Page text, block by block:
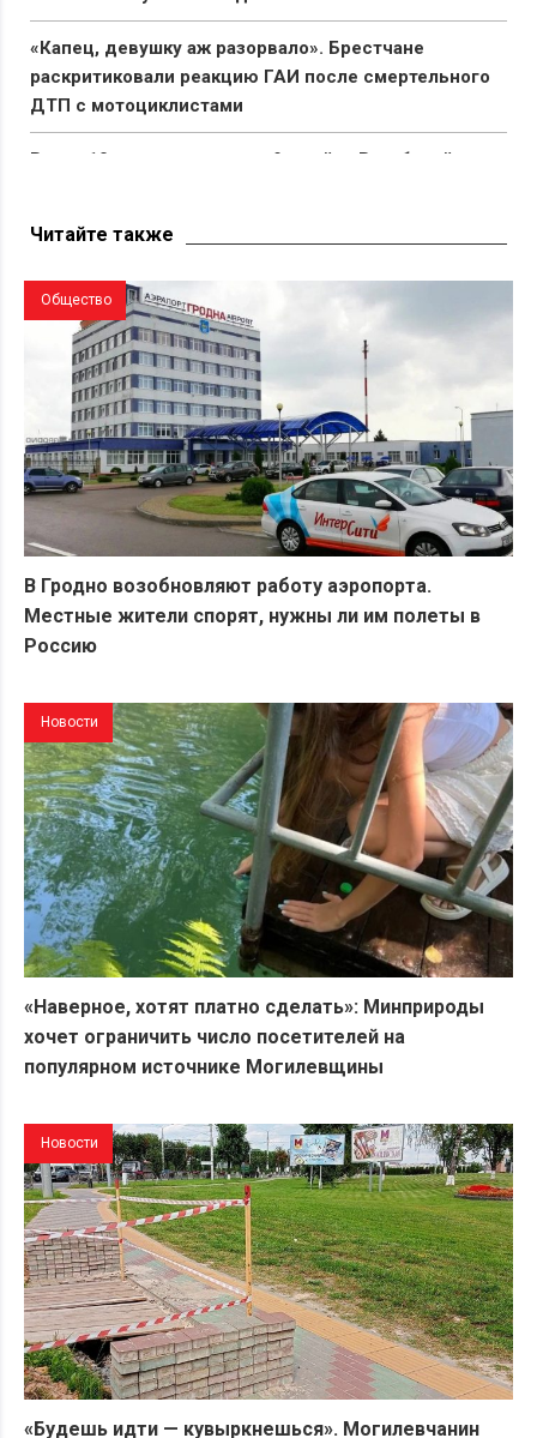
«Капец, девушку аж разорвало». Брестчане
раскритиковали реакцию ГАИ после смертельного
ДТП с мотоциклистами
Всего 10 мешков семян за 9 дней: в Витебской
Читайте также
Общество
В Гродно возобновляют работу аэропорта.
Местные жители спорят, нужны ли им полеты в
Россию
Новости
«Наверное, хотят платно сделать»: Минприроды
хочет ограничить число посетителей на
популярном источнике Могилевщины
Новости
«Будешь идти — кувыркнешься». Могилевчанин